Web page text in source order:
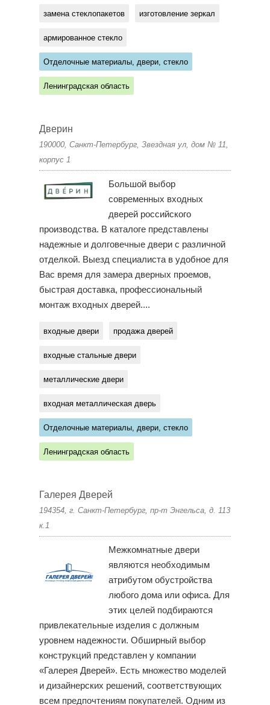
замена стеклопакетов изготовление зеркал
армированное стекло
Отделочные материалы, двери, стекло
Ленинградская область
Дверин
190000, Санкт-Петербург, Звездная ул, дом № 11,
корпус 1
Большой выбор
современных входных
дверей российского
производства. В каталоге представлены
надежные и долговечные двери с различной
отделкой. Выезд специалиста в удобное для
Вас время для замера дверных проемов,
быстрая доставка, профессиональный
монтаж входных дверей....
входные двери продажа дверей
входные стальные двери
металлические двери
входная металлическая дверь
Отделочные материалы, двери, стекло
Ленинградская область
Галерея Дверей
194354, г. Санкт-Петербург, пр-т Энгельса, д. 113
к.1
Межкомнатные двери
являются необходимым
атрибутом обустройства
любого дома или офиса. Для
этих целей подбираются
привлекательные изделия с должным
уровнем надежности. Обширный выбор
конструкций представлен у компании
«Галерея Дверей». Есть множество моделей
и дизайнерских решений, соответствующих
всем предпочтениям покупателей. Одним из